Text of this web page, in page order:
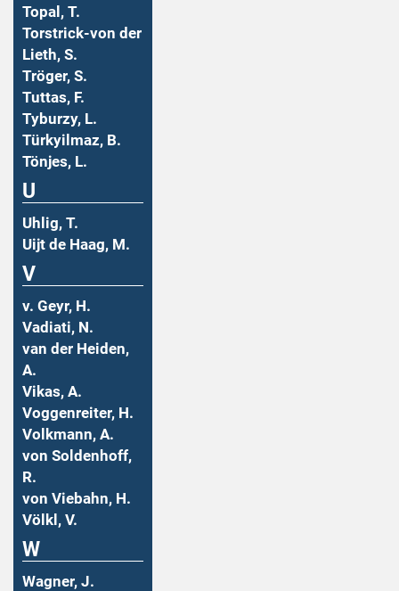
Topal, T.
Torstrick-von der
Lieth, S.
Tröger, S.
Tuttas, F.
Tyburzy, L.
Türkyilmaz, B.
Tönjes, L.
U
Uhlig, T.
Uijt de Haag, M.
V
v. Geyr, H.
Vadiati, N.
van der Heiden,
A.
Vikas, A.
Voggenreiter, H.
Volkmann, A.
von Soldenhoff,
R.
von Viebahn, H.
Völkl, V.
W
Wagner, J.